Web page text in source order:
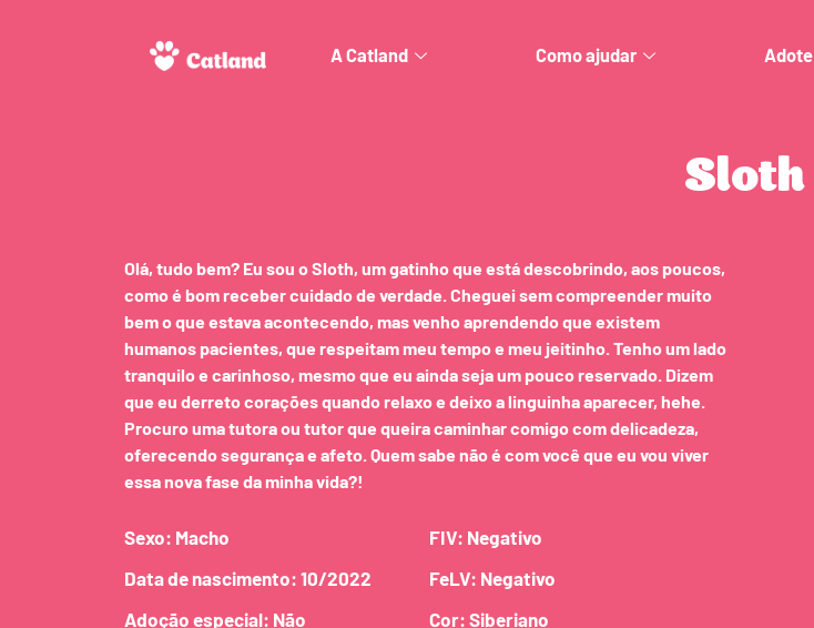
A Catland Como ajudar Adote
Sloth
Olá, tudo bem? Eu sou o Sloth, um gatinho que está descobrindo, aos poucos,
como é bom receber cuidado de verdade. Cheguei sem compreender muito
bem o que estava acontecendo, mas venho aprendendo que existem
humanos pacientes, que respeitam meu tempo e meu jeitinho. Tenho um lado
tranquilo e carinhoso, mesmo que eu ainda seja um pouco reservado. Dizem
que eu derreto corações quando relaxo e deixo a linguinha aparecer, hehe.
Procuro uma tutora ou tutor que queira caminhar comigo com delicadeza,
oferecendo segurança e afeto. Quem sabe não é com você que eu vou viver
essa nova fase da minha vida?!
Sexo: Macho
Data de nascimento: 10/2022
Adoção especial: Não
FIV: Negativo
FeLV: Negativo
Cor: Siberiano